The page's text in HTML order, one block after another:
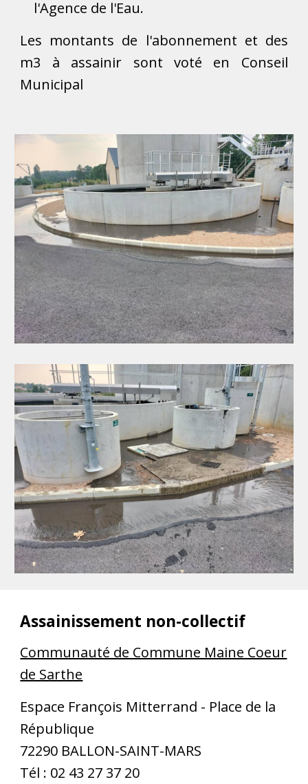
l'Agence de l'Eau.
Les montants de l'abonnement et des
m3 à assainir sont voté en Conseil
Municipal
Assainissement non-collectif
Communauté de Commune Maine Coeur
de Sarthe
Espace François Mitterrand - Place de la
République
72290 BALLON-SAINT-MARS
Tél : 02 43 27 37 20